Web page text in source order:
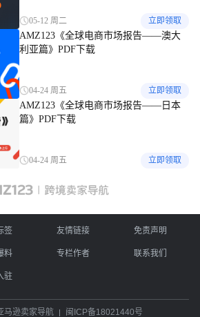
05-12 周二 立即领取
AMZ123《全球电商市场报告——澳大
利亚篇》PDF下载
04-24 周五 立即领取
AMZ123《全球电商市场报告——日本
篇》PDF下载
04-24 周五 立即领取
签 友情链接 免责声明
料 专栏作者 联系我们
驻
马逊卖家导航 闽ICP备18021440号